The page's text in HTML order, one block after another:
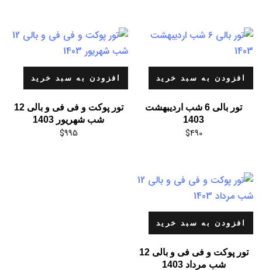
افزودن به سبد خرید
تور بالی 6 شب اردیبهشت
1403
$490
افزودن به سبد خرید
تور پوکت و فی فی و بالی 12
شب شهریور 1403
$995
افزودن به سبد خرید
تور پوکت و فی فی و بالی 12
شب مرداد 1403